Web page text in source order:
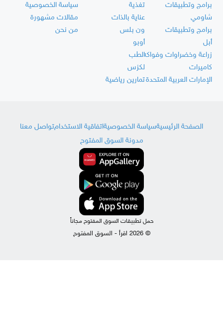
برامج وتطبيقات
تغذية
شاومي
عناية بالذات
برامج وتطبيقات
ون بلس
أبل
أوبو
زراعة وخضراوات وفواكهالطب
كاميرات
لكزس
الإمارات العربية المتحدةتمارين رياضية
سياسة الخصوصية
مقالات مشهورة
من نحن
الصفحة الرئيسيةسياسة الخصوصيةاتفاقية الاستخدامتواصل معنا
مدونة السوق المفتوح
حمل تطبيقات السوق المفتوح مجاناً
© 2026 اقرأ - السوق المفتوح